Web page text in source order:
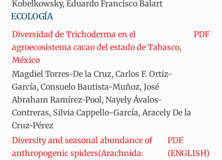
Kobelkowsky, Eduardo Francisco Balart
ECOLOGÍA
Diversidad de Trichoderma en el
agroecosistema cacao del estado de Tabasco,
México
PDF
Magdiel Torres-De la Cruz, Carlos F. Ortiz-
García, Consuelo Bautista-Muñoz, José
Abraham Ramírez-Pool, Nayely Ávalos-
Contreras, Silvia Cappello-García, Aracely De la
Cruz-Pérez
Diversity and seasonal abundance of
anthropogenic spiders(Arachnida:
PDF
(ENGLISH)